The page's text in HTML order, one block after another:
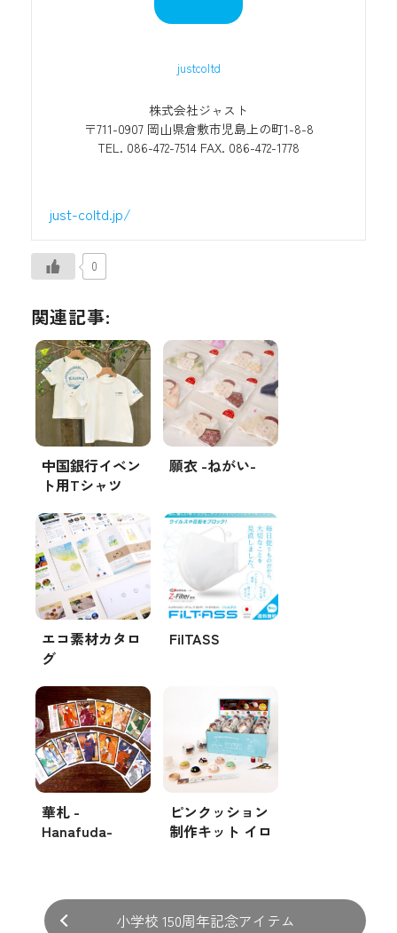
justcoltd
株式会社ジャスト
〒711-0907 岡山県倉敷市児島上の町1-8-8
TEL. 086-472-7514 FAX. 086-472-1778
just-coltd.jp/
0
関連記事:
中国銀行イベン
ト用Tシャツ
願衣 -ねがい-
エコ素材カタロ
グ
FilTASS
華札 -
Hanafuda-
ピンクッション
制作キット イロ
小学校 150周年記念アイテム